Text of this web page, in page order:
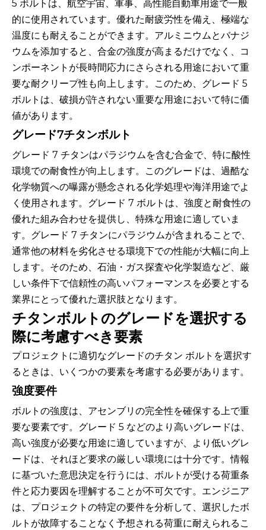
5 ボルトは、航空宇宙、軍事、高性能自動車用途で一般
的に使用されています。優れた耐疲労性を備え、極端な
温度にも耐えることができます。アルミニウムとバナジ
ウムを添加すると、合金の強度が高まるだけでなく、コ
ンポーネントが長時間応力にさらされる用途において重
要な耐クリープ性も向上します。このため、グレード 5
ボルトは、破損が許されない重要な用途において特に価
値があります。
グレード7チタンボルト
グレード 7 チタンはパラジウムを含む合金で、特に酸性
環境での耐食性が向上します。このグレードは、過酷な
化学物質への曝露が懸念される化学処理や海洋用途でよ
く使用されます。グレード 7 ボルトは、強度と耐食性の
優れた組み合わせを提供し、特殊な用途に適していま
す。グレード 7 チタンにパラジウムが含まれることで、
通常他の材料を劣化させる環境下での性能が大幅に向上
します。そのため、石油・ガス探査や化学製造など、厳
しい条件下で信頼性の高いパフォーマンスを必要とする
業界にとって優れた選択肢となります。
チタンボルトのグレードを選択する
際に考慮すべき要素
プロジェクトに適切なグレードのチタン ボルトを選択す
るときは、いくつかの要素を考慮する必要があります。
強度要件
ボルトの強度は、アセンブリの完全性を確保する上で重
要な要素です。グレード 5 などのより高いグレードは、
高い強度が必要な用途に適していますが、より低いグレ
ードは、それほど要求の厳しい環境には十分です。情報
に基づいた意思決定を行うには、ボルトが受ける荷重条
件と応力要因を理解することが不可欠です。エンジニア
は、プロジェクトの特定の要件を分析して、選択したボ
ルトが故障することなく予想される荷重に耐えられるこ